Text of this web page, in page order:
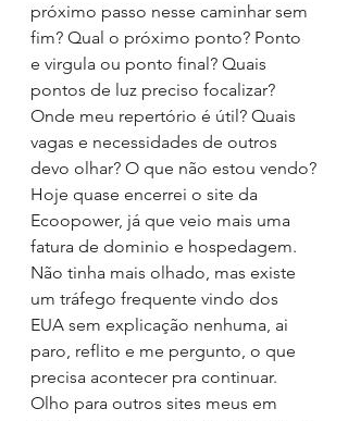
próximo passo nesse caminhar sem
fim? Qual o próximo ponto? Ponto
e virgula ou ponto final? Quais
pontos de luz preciso focalizar?
Onde meu repertório é útil? Quais
vagas e necessidades de outros
devo olhar? O que não estou vendo?
Hoje quase encerrei o site da
Ecoopower, já que veio mais uma
fatura de dominio e hospedagem.
Não tinha mais olhado, mas existe
um tráfego frequente vindo dos
EUA sem explicação nenhuma, ai
paro, reflito e me pergunto, o que
precisa acontecer pra continuar.
Olho para outros sites meus em